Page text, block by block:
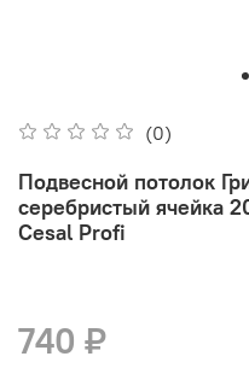
(0)
Подвесной потолок
серебристый ячейка
Cesal Profi
740 ₽